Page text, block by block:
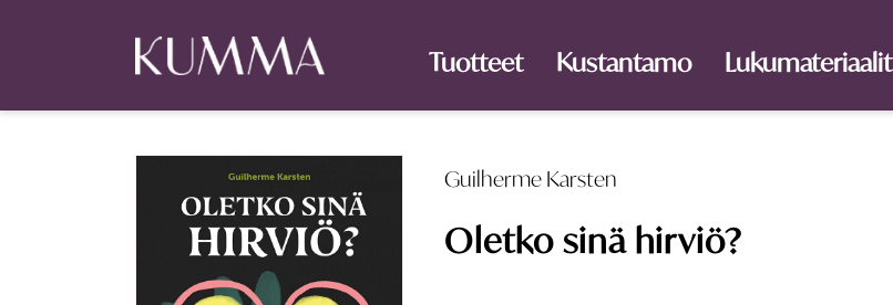
Tuotteet Kustantamo Lukumateriaalit
Guilherme Karsten
Oletko sinä hirviö?